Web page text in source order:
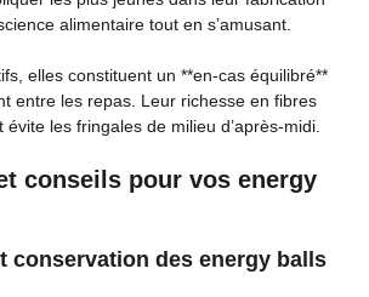
alimentaire tout en s’amusant.
elles constituent un **en-cas équilibré**
entre les repas. Leur richesse en fibres
les fringales de milieu d’après-midi.
conseils pour vos energy
conservation des energy balls